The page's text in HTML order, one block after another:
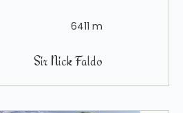
6411 m
Sir Nick Faldo